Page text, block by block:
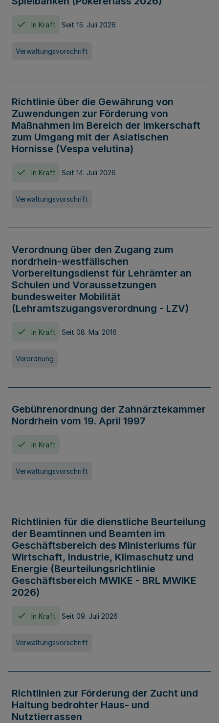
In Kraft Seit 15. Juli 2026
Verwaltungsvorschrift
Richtlinie über die Gewährung von
Zuwendungen zur Förderung von
Maßnahmen im Bereich der Imkerschaft
zum Umgang mit der Asiatischen
Hornisse (Vespa velutina)
In Kraft Seit 14. Juli 2026
Verwaltungsvorschrift
Verordnung über den Zugang zum
nordrhein-westfälischen
Vorbereitungsdienst für Lehrämter an
Schulen und Voraussetzungen
bundesweiter Mobilität
(Lehramtszugangsverordnung - LZV)
In Kraft Seit 08. Mai 2016
Verordnung
Gebührenordnung der Zahnärztekammer
Nordrhein vom 19. April 1997
In Kraft
Verwaltungsvorschrift
Richtlinien für die dienstliche Beurteilung
der Beamtinnen und Beamten im
Geschäftsbereich des Ministeriums für
Wirtschaft, Industrie, Klimaschutz und
Energie (Beurteilungsrichtlinie
Geschäftsbereich MWIKE - BRL MWIKE
2026)
In Kraft Seit 09. Juli 2026
Verwaltungsvorschrift
Richtlinien zur Förderung der Zucht und
Haltung bedrohter Haus- und
Nutztierrassen